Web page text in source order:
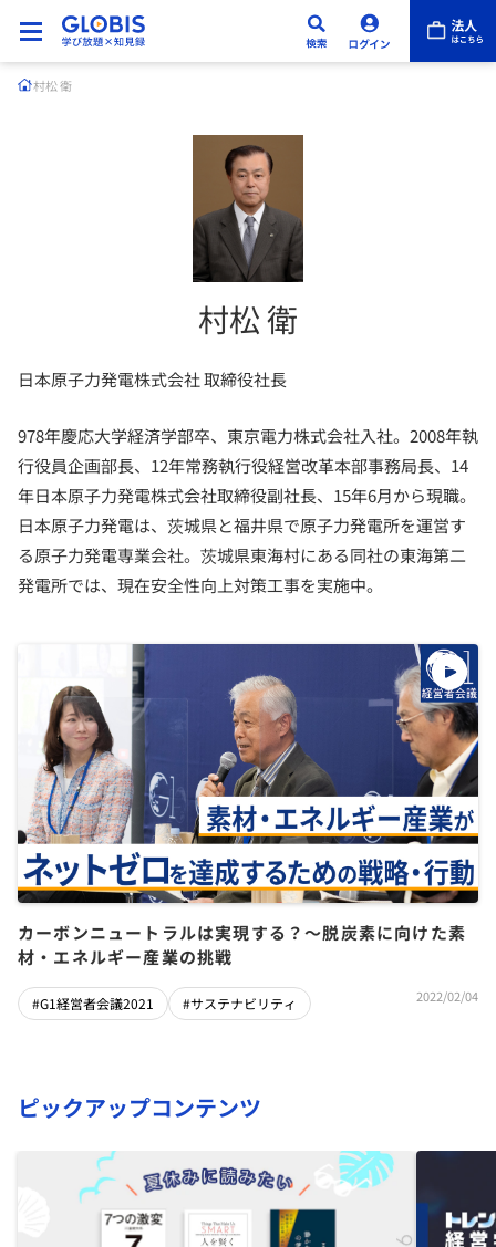
村松 衛
村松 衛
日本原子力発電株式会社 取締役社長
978年慶応大学経済学部卒、東京電力株式会社入社。2008年執
行役員企画部長、12年常務執行役経営改革本部事務局長、14
年日本原子力発電株式会社取締役副社長、15年6月から現職。
日本原子力発電は、茨城県と福井県で原子力発電所を運営す
る原子力発電専業会社。茨城県東海村にある同社の東海第二
発電所では、現在安全性向上対策工事を実施中。
カーボンニュートラルは実現する？〜脱炭素に向けた素
材・エネルギー産業の挑戦
#G1経営者会議2021 #サステナビリティ 2022/02/04
ピックアップコンテンツ